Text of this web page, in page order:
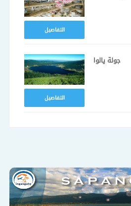
التفاصيل
التفاصيل
جولة يالوا